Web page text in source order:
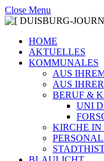
Close Menu
HOME
AKTUELLES
KOMMUNALES
AUS
AUS
BERUF &
UNI
KIRCHE IN